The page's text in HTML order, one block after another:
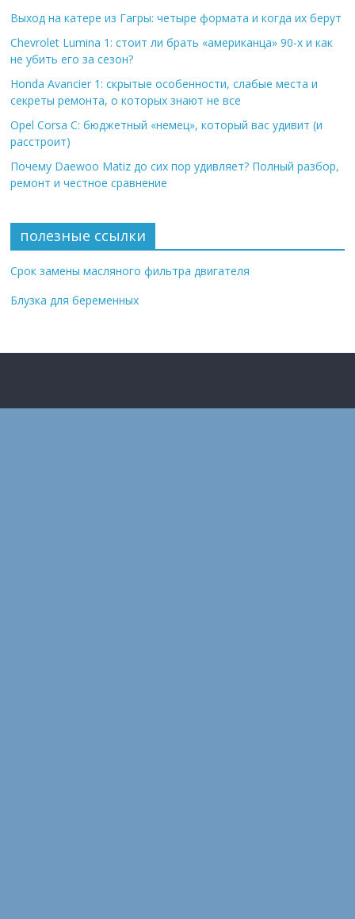
Выход на катере из Гагры: четыре формата и когда их берут
Chevrolet Lumina 1: стоит ли брать «американца» 90-х и как
не убить его за сезон?
Honda Avancier 1: скрытые особенности, слабые места и
секреты ремонта, о которых знают не все
Opel Corsa C: бюджетный «немец», который вас удивит (и
расстроит)
Почему Daewoo Matiz до сих пор удивляет? Полный разбор,
ремонт и честное сравнение
полезные ссылки
Срок замены масляного фильтра двигателя
Блузка для беременных